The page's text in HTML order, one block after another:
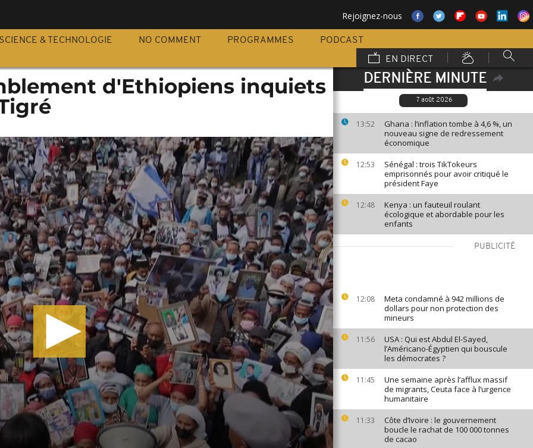
Rejoignez-nous
SCIENCE & TECHNOLOGIE NO COMMENT PROGRAMMES
PODCAST
EN DIRECT
DERNIÈRE MINUTE
7 août 2026
13:52
Ghana : l’inflation tombe à 4,6 %, un
nouveau signe de redressement
économique
12:53
Sénégal : trois TikTokeurs
emprisonnés pour avoir critiqué le
président Faye
12:48
Kenya : un fauteuil roulant
écologique et abordable pour les
enfants
PUBLICITÉ
12:08
Meta condamné à 942 millions de
dollars pour non protection des
mineurs
11:56
USA : Qui est Abdul El-Sayed,
l’Américano-Égyptien qui bouscule
les démocrates ?
11:45
Une semaine après l’afflux massif
de migrants, Ceuta face à l’urgence
humanitaire
11:33
Côte d’Ivoire : le gouvernement
boucle le rachat de 100 000 tonnes
de cacao
d'Ethiopiens inquiets